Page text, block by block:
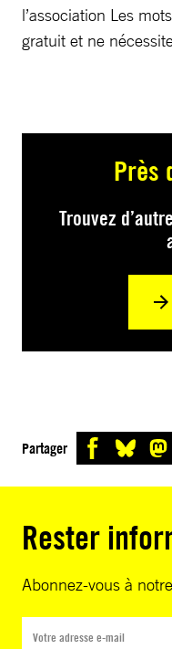
l’association Les
gratuit et ne
Près
Trouvez
Partager
Rester
Abonnez-vous à